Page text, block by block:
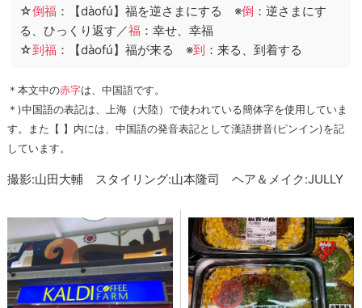
☆倒福 ：【dàofú】福を逆さまにする ※倒 ：逆さまにす
る、ひっくり返す／福 ：幸せ、幸福
☆到福 ：【dàofú】福が来る ※到 ：来る、到着する
＊本文中の赤字は、中国語です。
＊)中国語の表記は、上海（大陸）で使われている簡体字を使用していま
す。また【 】内には、中国語の発音表記として漢語拼音(ピンイン)を記
しています。
撮影:山田大輔 スタイリング:山本隆司 ヘア＆メイク:JULLY